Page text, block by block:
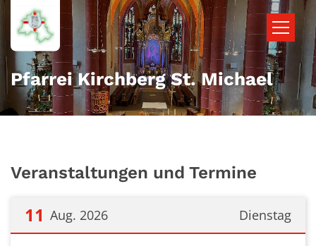
Zum Inhalt springen
Pfarrei Kirchberg St. Michael
Veranstaltungen und Termine
Dienstag
11 Aug. 2026